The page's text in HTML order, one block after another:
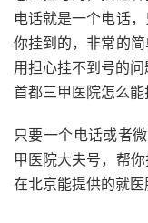
电话就是一个电话
你挂到的，非常的
用担心挂不到号的问
首都三甲医院怎么能
只要一个电话或者
甲医院大夫号，帮
在北京能提供的就医